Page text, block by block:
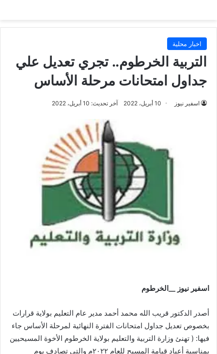
اخبار محلية
التربية الخرطوم.. تجري تعديل علي
جداول امتحانات مرحلة الأساس
اسفير نيوز 10 أبريل، 2022 آخر تحديث: 10 أبريل، 2022
اسفير نيوز __الخرطوم
أصدر الدكتور قريب الله محمد أحمد مدير عام التعليم بولاية قرارات
بخصوص تعديل جداول امتحانات الفترة النهائية لمرحلة الأساس جاء
فيها: ( تهنئ وزارة التربية والتعليم بولاية الخرطوم الأخوة المسيحيين
بمناسبة أعياد قيامة المسيح للعام ٢٠٢٢م والتي تصادف يوم